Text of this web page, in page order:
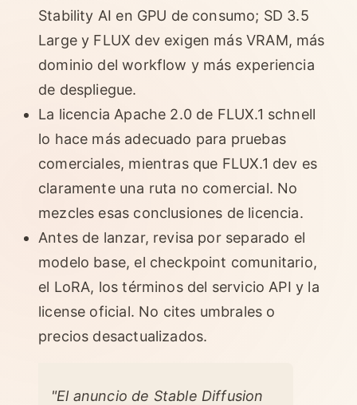
Stability AI en GPU de consumo; SD 3.5
Large y FLUX dev exigen más VRAM, más
dominio del workflow y más experiencia
de despliegue.
La licencia Apache 2.0 de FLUX.1 schnell
lo hace más adecuado para pruebas
comerciales, mientras que FLUX.1 dev es
claramente una ruta no comercial. No
mezcles esas conclusiones de licencia.
Antes de lanzar, revisa por separado el
modelo base, el checkpoint comunitario,
el LoRA, los términos del servicio API y la
license oficial. No cites umbrales o
precios desactualizados.
"El anuncio de Stable Diffusion